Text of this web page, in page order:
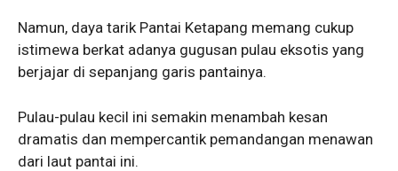
Namun, daya tarik Pantai Ketapang memang cukup
istimewa berkat adanya gugusan pulau eksotis yang
berjajar di sepanjang garis pantainya.
Pulau-pulau kecil ini semakin menambah kesan
dramatis dan mempercantik pemandangan menawan
dari laut pantai ini.